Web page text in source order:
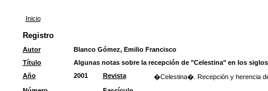
Inicio
Registro
Autor
Blanco Gómez, Emilio Francisco
Título
Algunas notas sobre la recepción de "Celestina" en los siglos
Año
2001 Revista
�Celestina�. Recepción y herencia